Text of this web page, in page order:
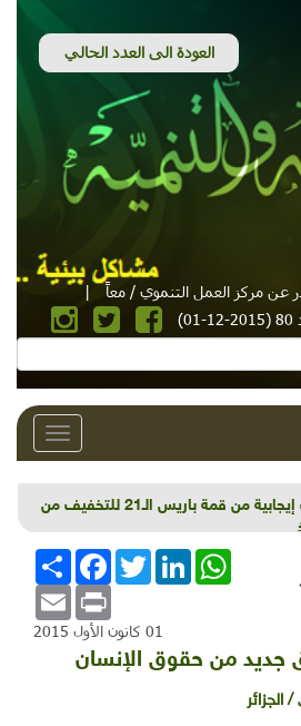
عن مركز العمل التنموي / معاً
|
Toggle
لا توقعات إيجابية من قمة باريس الـ21 للتخفيف من
انشر
FacebookTwitterLinkedInWhatsApp
Email Print
01 كانون الأول 2015
جديد من حقوق الإنسان
الجزائر